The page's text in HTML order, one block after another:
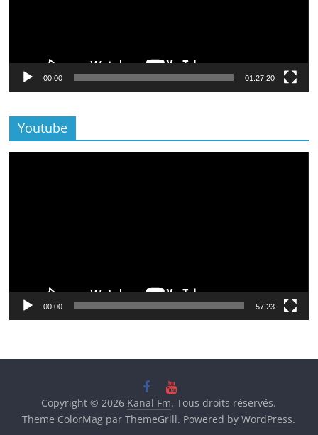
00:00 01:27:20
Youtube
00:00 57:23
Copyright © 2026 Kanal Fm. Tous droits réservés.
Theme ColorMag par ThemeGrill. Powered byWordPress.